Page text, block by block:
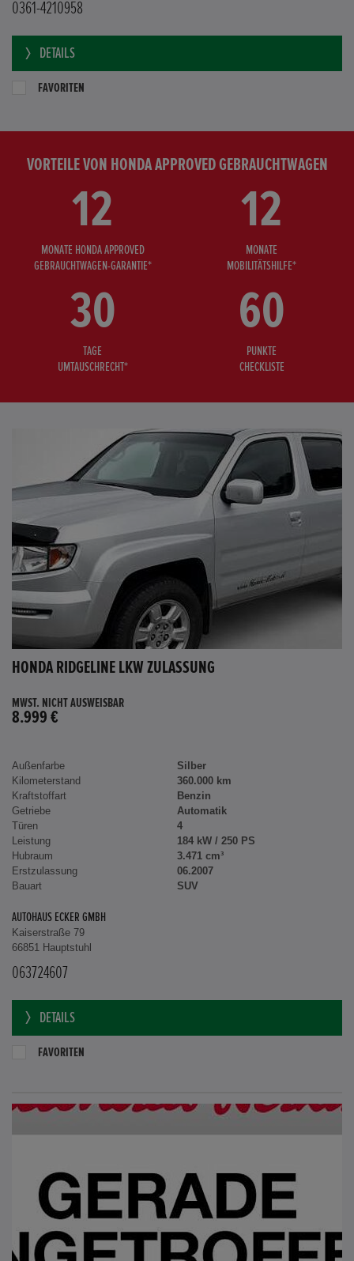
0361-4210958
DETAILS
FAVORITEN
VORTEILE VON HONDA APPROVED GEBRAUCHTWAGEN
12
MONATE HONDA APPROVED
GEBRAUCHTWAGEN-GARANTIE*
12
MONATE
MOBILITÄTSHILFE*
30
TAGE
UMTAUSCHRECHT*
60
PUNKTE
CHECKLISTE
HONDA RIDGELINE LKW ZULASSUNG
MWST. NICHT AUSWEISBAR
8.999 €
Außenfarbe
Silber
Kilometerstand
360.000 km
Kraftstoffart
Benzin
Getriebe
Automatik
Türen
4
Leistung
184 kW / 250 PS
Hubraum
3.471 cm³
Erstzulassung
06.2007
Bauart
SUV
AUTOHAUS ECKER GMBH
Kaiserstraße 79
66851 Hauptstuhl
063724607
DETAILS
FAVORITEN